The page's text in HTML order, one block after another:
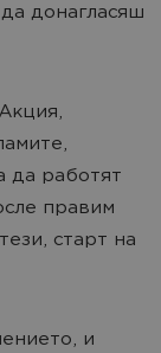
донагласяш
да работят
правим
старт на
и